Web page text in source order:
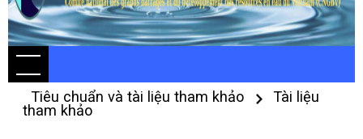
Tiêu chuẩn và tài liệu tham khảo
Tài liệu
tham khảo